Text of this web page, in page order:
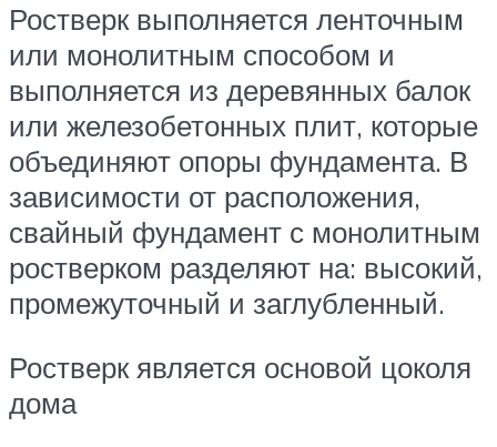
Ростверк выполняется ленточным
или монолитным способом и
выполняется из деревянных балок
или железобетонных плит, которые
объединяют опоры фундамента. В
зависимости от расположения,
свайный фундамент с монолитным
ростверком разделяют на: высокий,
промежуточный и заглубленный.
Ростверк является основой цоколя
дома